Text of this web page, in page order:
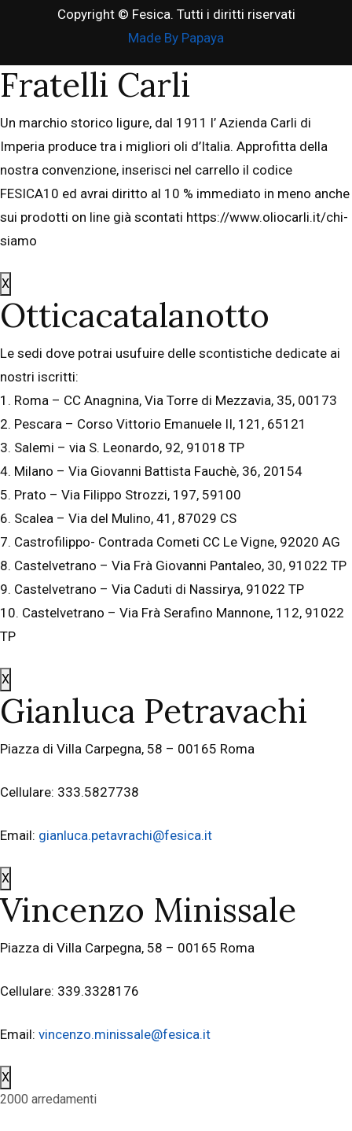
Copyright © Fesica. Tutti i diritti riservati
Made By Papaya
Fratelli Carli
Un marchio storico ligure, dal 1911 l’ Azienda Carli di
Imperia produce tra i migliori oli d’Italia. Approfitta della
nostra convenzione, inserisci nel carrello il codice
FESICA10 ed avrai diritto al 10 % immediato in meno anche
sui prodotti on line già scontati https://www.oliocarli.it/chi-
siamo
X
Otticacatalanotto
Le sedi dove potrai usufuire delle scontistiche dedicate ai
nostri iscritti:
1. Roma – CC Anagnina, Via Torre di Mezzavia, 35, 00173
2. Pescara – Corso Vittorio Emanuele II, 121, 65121
3. Salemi – via S. Leonardo, 92, 91018 TP
4. Milano – Via Giovanni Battista Fauchè, 36, 20154
5. Prato – Via Filippo Strozzi, 197, 59100
6. Scalea – Via del Mulino, 41, 87029 CS
7. Castrofilippo- Contrada Cometi CC Le Vigne, 92020 AG
8. Castelvetrano – Via Frà Giovanni Pantaleo, 30, 91022 TP
9. Castelvetrano – Via Caduti di Nassirya, 91022 TP
10. Castelvetrano – Via Frà Serafino Mannone, 112, 91022
TP
X
Gianluca Petravachi
Piazza di Villa Carpegna, 58 – 00165 Roma
Cellulare: 333.5827738
Email: gianluca.petavrachi@fesica.it
X
Vincenzo Minissale
Piazza di Villa Carpegna, 58 – 00165 Roma
Cellulare: 339.3328176
Email: vincenzo.minissale@fesica.it
X
2000 arredamenti